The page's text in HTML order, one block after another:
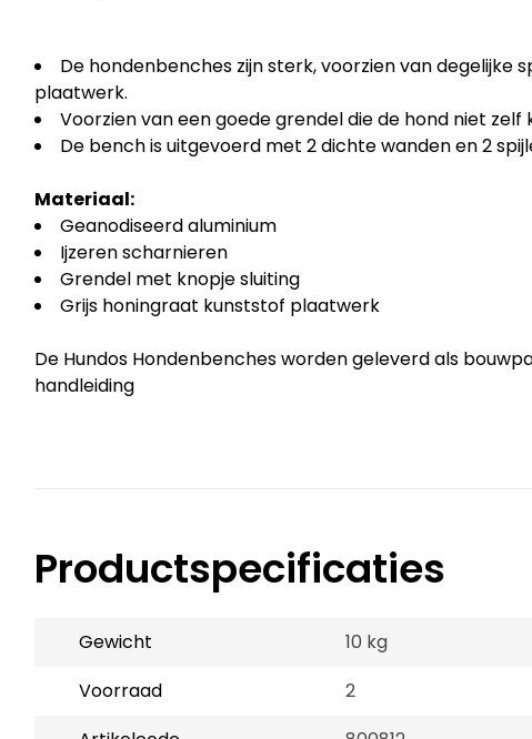
De hondenbenches zijn sterk, voorzien van degelijke
plaatwerk.
Voorzien van een goede grendel die de hond niet zelf
De bench is uitgevoerd met 2 dichte wanden en 2
Materiaal:
Geanodiseerd aluminium
Ijzeren scharnieren
Grendel met knopje sluiting
Grijs honingraat kunststof plaatwerk
De Hundos Hondenbenches worden geleverd als
handleiding
Productspecificaties
Gewicht
10 kg
Voorraad
2